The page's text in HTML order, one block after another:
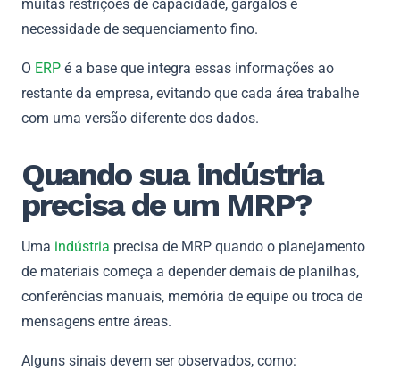
muitas restrições de capacidade, gargalos e
necessidade de sequenciamento fino.
O ERP é a base que integra essas informações ao
restante da empresa, evitando que cada área trabalhe
com uma versão diferente dos dados.
Quando sua indústria
precisa de um MRP?
Uma indústria precisa de MRP quando o planejamento
de materiais começa a depender demais de planilhas,
conferências manuais, memória de equipe ou troca de
mensagens entre áreas.
Alguns sinais devem ser observados, como: